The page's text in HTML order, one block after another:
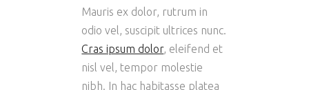
Mauris ex dolor, rutrum in
odio vel, suscipit ultrices nunc.
Cras ipsum dolor, eleifend et
nisl vel, tempor molestie
nibh. In hac habitasse platea